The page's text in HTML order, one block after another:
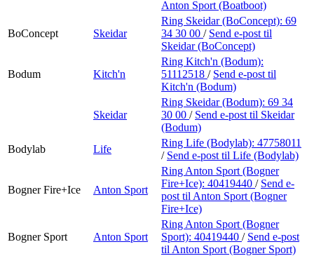
Anton Sport (Boatboot)
BoConcept Skeidar
Ring Skeidar (BoConcept): 69
34 30 00 / Send e-post til
Skeidar (BoConcept)
Bodum Kitch'n
Ring Kitch'n (Bodum):
51112518 / Send e-post til
Kitch'n (Bodum)
Skeidar
Ring Skeidar (Bodum): 69 34
30 00 / Send e-post til Skeidar
(Bodum)
Bodylab
Life
Ring Life (Bodylab): 47758011
/ Send e-post til Life (Bodylab)
Bogner Fire+Ice Anton Sport
Ring Anton Sport (Bogner
Fire+Ice): 40419440 / Send e-
post til Anton Sport (Bogner
Fire+Ice)
Bogner Sport Anton Sport
Ring Anton Sport (Bogner
Sport): 40419440 / Send e-post
til Anton Sport (Bogner Sport)